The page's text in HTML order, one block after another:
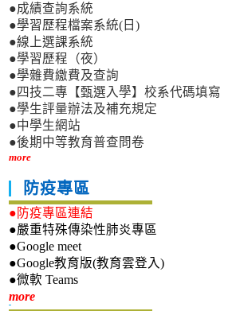
●成績查詢系統
●學習歷程檔案系統(日)
●線上選課系統
●學習歷程（夜）
●學雜費繳費及查詢
●四技二專【甄選入學】校系代碼填寫
●學生評量辦法及補充規定
●中學生網站
●後期中等教育普查問卷
more
防疫專區
●防疫專區連結
●嚴重特殊傳染性肺炎專區
●Google meet
●Google教育版(教育雲登入)
●微軟 Teams
more新生專區